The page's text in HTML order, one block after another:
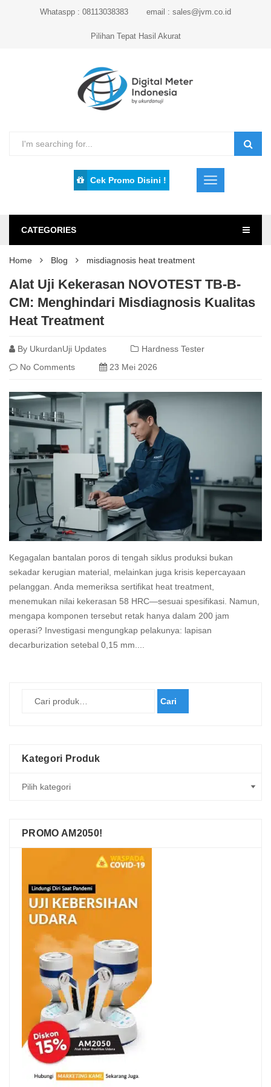
Whataspp : 08113038383 email : sales@jvm.co.id
Pilihan Tepat Hasil Akurat
Cek Promo Disini !
CATEGORIES
Home Blog misdiagnosis heat treatment
Alat Uji Kekerasan NOVOTEST TB-B-
CM: Menghindari Misdiagnosis Kualitas
Heat Treatment
By UkurdanUji Updates
Hardness Tester
No Comments
23 Mei 2026
Kegagalan bantalan poros di tengah siklus produksi bukan
sekadar kerugian material, melainkan juga krisis kepercayaan
pelanggan. Anda memeriksa sertifikat heat treatment,
menemukan nilai kekerasan 58 HRC—sesuai spesifikasi. Namun,
mengapa komponen tersebut retak hanya dalam 200 jam
operasi? Investigasi mengungkap pelakunya: lapisan
decarburization setebal 0,15 mm....
Cari
Kategori Produk
PROMO AM2050!